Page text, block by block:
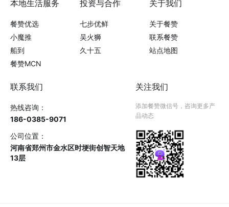
本地生活服务
餐赞优选
小魔推
船到
餐赞MCN
投资与合作
七步优鲜
吴火狮
久十五
关于我们
关于餐赞
联系餐赞
站点地图
联系我们
热线咨询：
186-0385-9071
公司位置：
河南省郑州市金水区时埂街创智天地
13层
关注我们
添加餐赞微信号，咨询更多产
品动态